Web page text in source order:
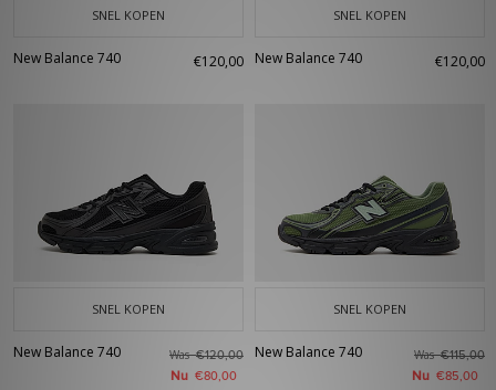
SNEL KOPEN
New Balance 740 €120,00
SNEL KOPEN
New Balance 740 €120,00
SNEL KOPEN
New Balance 740 Was€120,00
Nu €80,00
SNEL KOPEN
New Balance 740 Was€115,00
Nu €85,00